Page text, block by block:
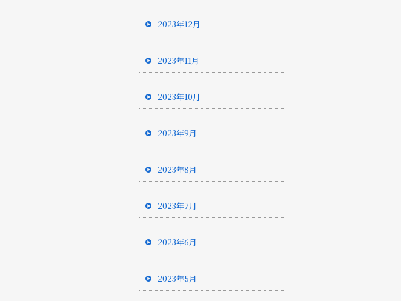
2023年12月
2023年11月
2023年10月
2023年9月
2023年8月
2023年7月
2023年6月
2023年5月